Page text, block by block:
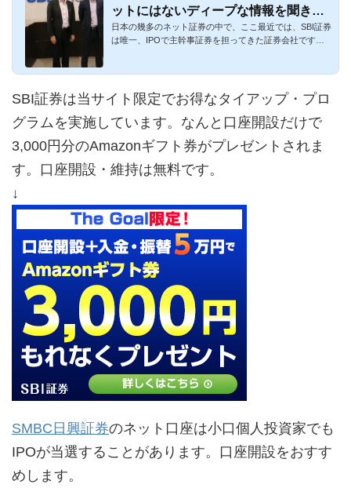
ットにはないディープな情報を聞き倒
しました！
日本の幾多のネット証券の中で、ここ最近では、SBI証券
は唯一、IPOで主幹事証券を担ってきた証券会社です。
SBI証券は当サイト限定でお得なタイアップ・プロ
グラムを実施しています。なんと口座開設だけで
3,000円分のAmazonギフト券がプレゼントされま
す。口座開設・維持は無料です。
↓
SMBC日興証券のネット口座は小口個人投資家でも
IPOが当選することがあります。口座開設をおすす
めします。